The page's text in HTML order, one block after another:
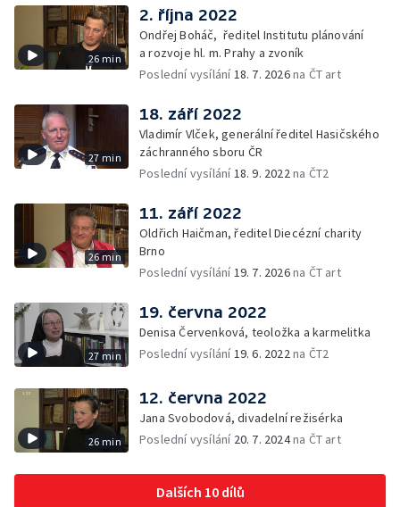
26 min
2. října 2022
Ondřej Boháč, ředitel Institutu plánování
a rozvoje hl. m. Prahy a zvoník
Poslední vysílání18. 7. 2026na ČT art
27 min
18. září 2022
Vladimír Vlček, generální ředitel Hasičského
záchranného sboru ČR
Poslední vysílání18. 9. 2022na ČT2
26 min
11. září 2022
Oldřich Haičman, ředitel Diecézní charity
Brno
Poslední vysílání19. 7. 2026na ČT art
27 min
19. června 2022
Denisa Červenková, teoložka a karmelitka
Poslední vysílání19. 6. 2022na ČT2
26 min
12. června 2022
Jana Svobodová, divadelní režisérka
Poslední vysílání 20. 7. 2024na ČT art
Dalších 10 dílů